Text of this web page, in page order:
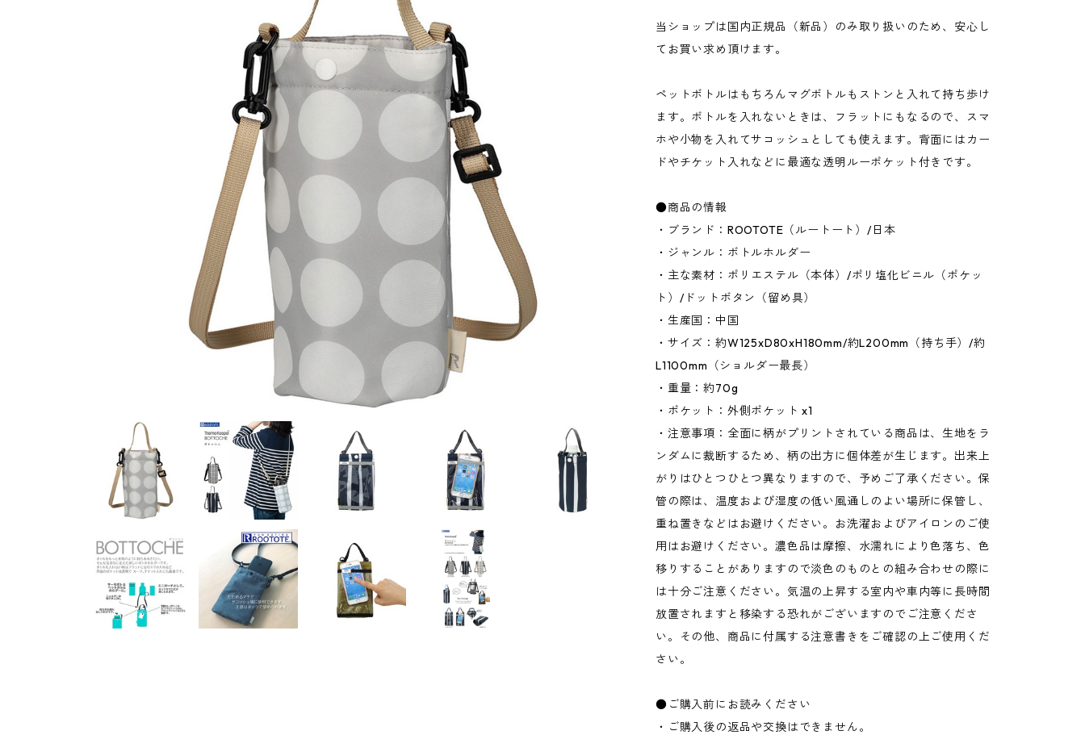
当ショップは国内正規品（新品）のみ取り扱いのため、安心し
てお買い求め頂けます。
ペットボトルはもちろんマグボトルもストンと入れて持ち歩け
ます。ボトルを入れないときは、フラットにもなるので、スマ
ホや小物を入れてサコッシュとしても使えます。背面にはカー
ドやチケット入れなどに最適な透明ルーポケット付きです。
●商品の情報
・ブランド：ROOTOTE（ルートート）/日本
・ジャンル：ボトルホルダー
・主な素材：ポリエステル（本体）/ポリ塩化ビニル（ポケッ
ト）/ドットボタン（留め具）
・生産国：中国
・サイズ：約W125xD80xH180mm/約L200mm（持ち手）/約
L1100mm（ショルダー最長）
・重量：約70g
・ポケット：外側ポケット x1
・注意事項：全面に柄がプリントされている商品は、生地をラ
ンダムに裁断するため、柄の出方に個体差が生じます。出来上
がりはひとつひとつ異なりますので、予めご了承ください。保
管の際は、温度および湿度の低い風通しのよい場所に保管し、
重ね置きなどはお避けください。お洗濯およびアイロンのご使
用はお避けください。濃色品は摩擦、水濡れにより色落ち、色
移りすることがありますので淡色のものとの組み合わせの際に
は十分ご注意ください。気温の上昇する室内や車内等に長時間
放置されますと移染する恐れがございますのでご注意くださ
い。その他、商品に付属する注意書きをご確認の上ご使用くだ
さい。
●ご購入前にお読みください
・ご購入後の返品や交換はできません。